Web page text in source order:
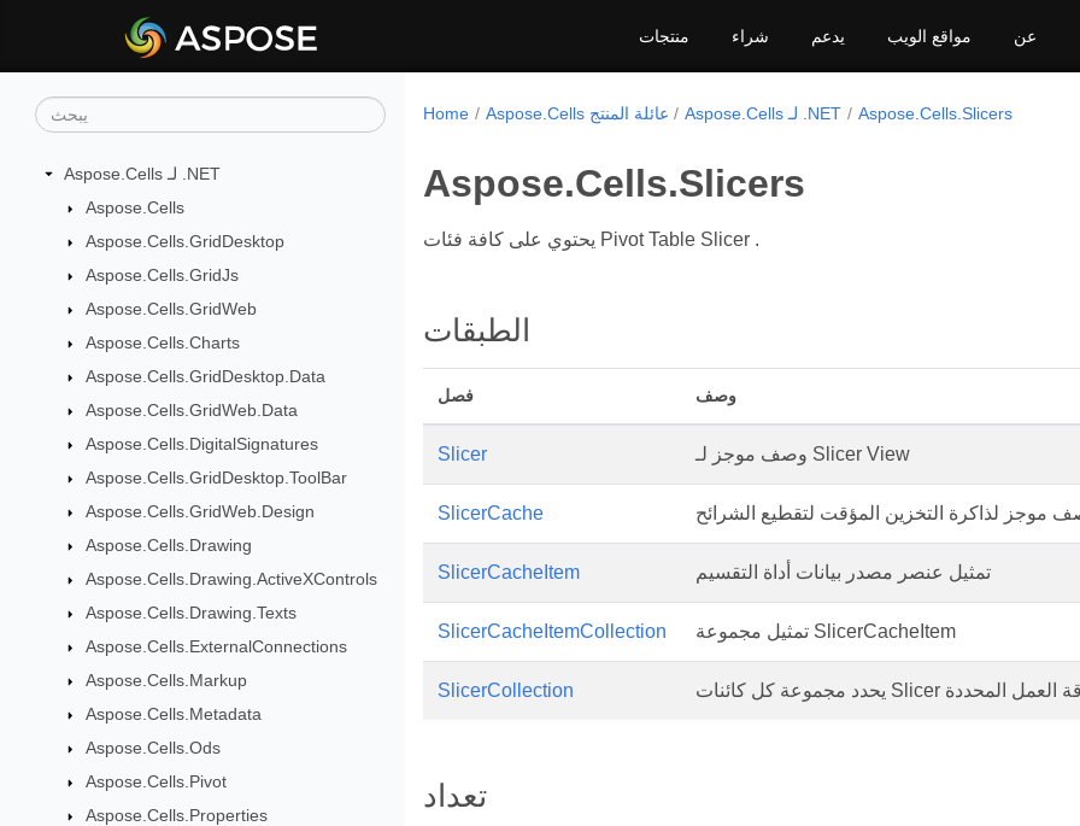
منتجات شراء يدعم مواقع الويب عن
Aspose.Cells لـ .NET
Aspose.Cells
Aspose.Cells.GridDesktop
Aspose.Cells.GridJs
Aspose.Cells.GridWeb
Aspose.Cells.Charts
Aspose.Cells.GridDesktop.Data
Aspose.Cells.GridWeb.Data
Aspose.Cells.DigitalSignatures
Aspose.Cells.GridDesktop.ToolBar
Aspose.Cells.GridWeb.Design
Aspose.Cells.Drawing
Aspose.Cells.Drawing.ActiveXControls
Aspose.Cells.Drawing.Texts
Aspose.Cells.ExternalConnections
Aspose.Cells.Markup
Aspose.Cells.Metadata
Aspose.Cells.Ods
Aspose.Cells.Pivot
Aspose.Cells.Properties
Home Aspose.Cells عائلة المنتج Aspose.Cells لـ .NET Aspose.Cells.Slicers
Aspose.Cells.Slicers
يحتوي على كافة فئات Pivot Table Slicer .
الطبقات
فصل وصف
Slicer وصف موجز لـ Slicer View
SlicerCache موجز لذاكرة التخزين المؤقت لتقطيع الشرائح
SlicerCacheItem تمثيل عنصر مصدر بيانات أداة التقسيم
SlicerCacheItemCollection تمثيل مجموعة SlicerCacheItem
SlicerCollection
تعداد